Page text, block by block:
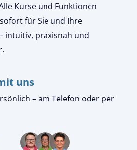
Kurse und Funktionen
für Sie und Ihre
intuitiv, praxisnah und
uns
– am Telefon oder per